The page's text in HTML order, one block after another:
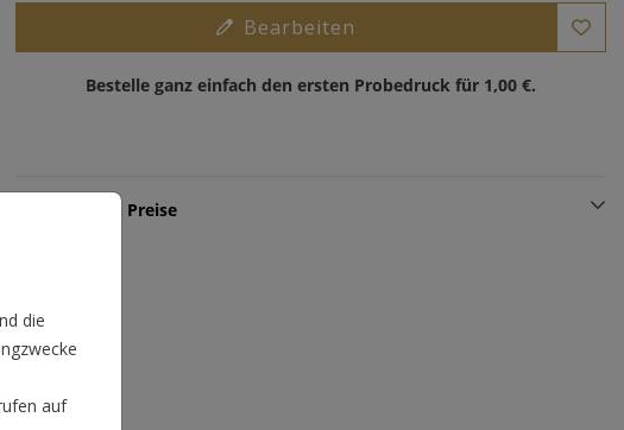
die
auf
Bearbeiten
Bestelle ganz einfach den ersten Probedruck für 1,00 €.
Formate und Preise